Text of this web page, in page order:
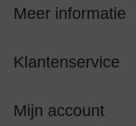
Meer informatie
Klantenservice
Mijn account